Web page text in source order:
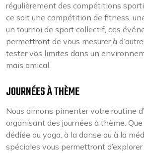
régulièrement des compétitions
ce soit une compétition de fitness,
un tournoi de sport collectif, ces
permettront de vous mesurer à
tester vos limites dans un
mais amical.
JOURNÉES À THÈME
Nous aimons pimenter votre routine
organisant des journées à thème.
dédiée au yoga, à la danse ou à la
spéciales vous permettront